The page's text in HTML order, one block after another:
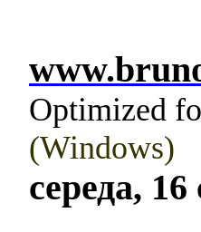
Optimized
(Windows)
середа, 16